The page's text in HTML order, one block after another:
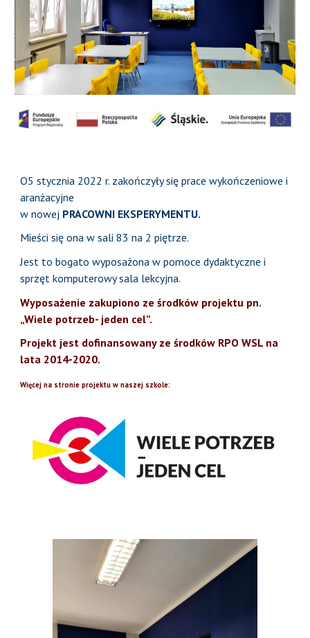
O5 stycznia 2022 r. zakończyły się prace wykończeniowe i
aranżacyjne
w nowej PRACOWNI EKSPERYMENTU.
Mieści się ona w sali 83 na 2 piętrze.
Jest to bogato wyposażona w pomoce dydaktyczne i
sprzęt komputerowy sala lekcyjna.
Wyposażenie zakupiono ze środków projektu pn.
„Wiele potrzeb- jeden cel”.
Projekt jest dofinansowany ze środków RPO WSL na
lata 2014-2020.
Więcej na stronie projektu w naszej szkole: